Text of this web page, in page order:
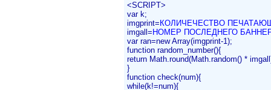
<SCRIPT>
var k;
imgprint= КОЛИЧЕЧЕСТВО
imgall= НОМЕР ПОСЛЕДНЕГО
var ran=new Array(imgprint-1);
function random_number(){
return Math.round(Math.random() *
}
function check(num){
while(k!=num){